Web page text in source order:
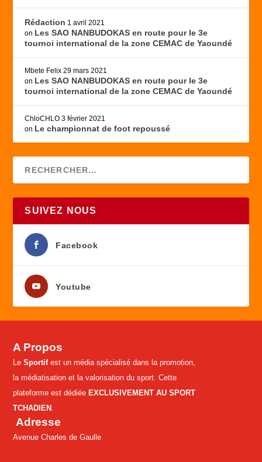
Rédaction 1 avril 2021
on Les SAO NANBUDOKAS en route pour le 3e
tournoi international de la zone CEMAC de Yaoundé
Mbete Felix 29 mars 2021
on Les SAO NANBUDOKAS en route pour le 3e
tournoi international de la zone CEMAC de Yaoundé
ChloCHLO 3 février 2021
on Le championnat de foot repoussé
SUIVEZ NOUS
Facebook
Youtube
A Propos
LeSportifest un média spécialisé dans la promotion,
la médiatisation et la valorisation du sport. Cette
plateforme est dédiée EXCLUSIVEMENT AU SPORT
TCHADIEN .
Adresse
Avenue Charles de Gaulle